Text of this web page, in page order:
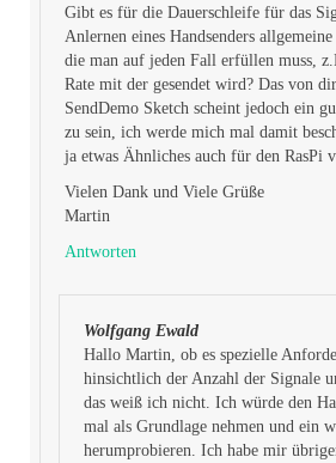
Gibt es für die Dauerschleife für das
Anlernen eines Handsenders allgemeine
die man auf jeden Fall erfüllen muss,
Rate mit der gesendet wird? Das von
SendDemo Sketch scheint jedoch ein
zu sein, ich werde mich mal damit
ja etwas Ähnliches auch für den RasPi
Vielen Dank und Viele Grüße
Martin
Antworten
Wolfgang Ewald
Hallo Martin, ob es spezielle
hinsichtlich der Anzahl der Signale
das weiß ich nicht. Ich würde den
mal als Grundlage nehmen und ein
herumprobieren. Ich habe mir